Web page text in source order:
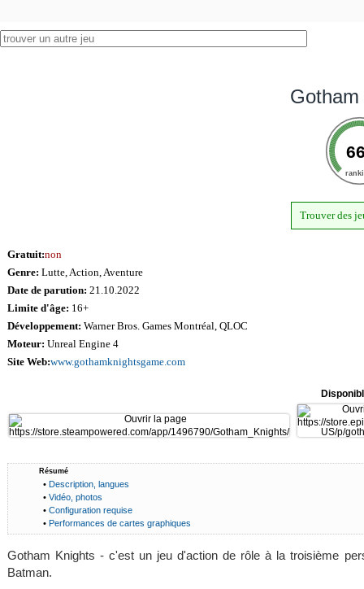
Trouver des
Gratuit:non
Genre: Lutte, Action, Aventure
Date de parution: 21.10.2022
Limite d'âge: 16+
Développement: Warner Bros. Games Montréal, QLOC
Moteur: Unreal Engine 4
Site Web:www.gothamknightsgame.com
Résumé
• Description, langues
•Vidéo, photos
•Configuration requise
• Performances de cartes graphiques
Gotham Knights - c'est un jeu d'action de rôle à la troisième
Batman.